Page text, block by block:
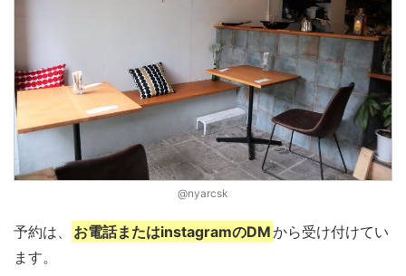
@nyarcsk
予約は、 お電話またはinstagramのDMから受け付けてい
ます。